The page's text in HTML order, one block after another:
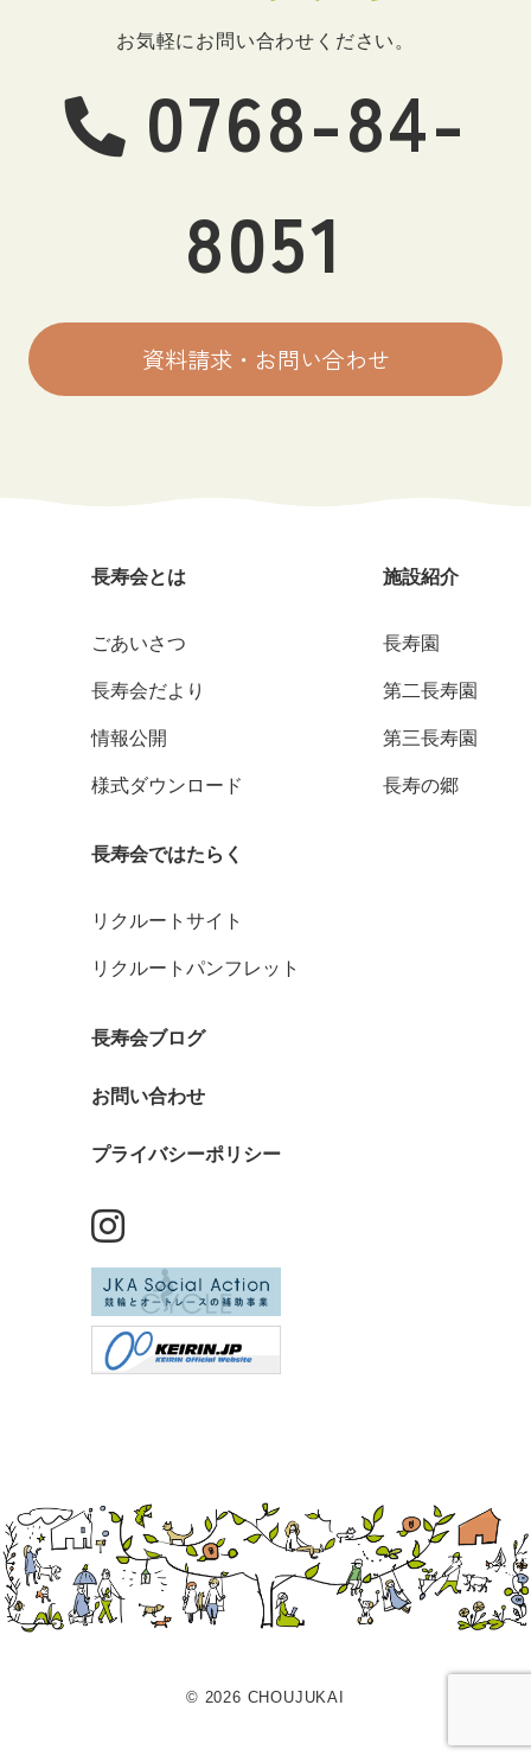
お気軽にお問い合わせください。
0768-84-
8051
資料請求・お問い合わせ
長寿会とは
ごあいさつ
長寿会だより
情報公開
様式ダウンロード
施設紹介
長寿園
第二長寿園
第三長寿園
長寿の郷
長寿会ではたらく
リクルートサイト
リクルートパンフレット
長寿会ブログ
お問い合わせ
プライバシーポリシー
© 2026 CHOUJUKAI